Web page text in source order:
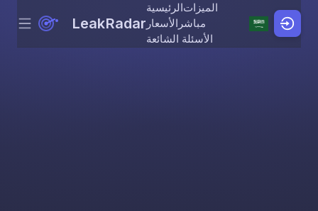
Skip to content
Menu LeakRadar
الرئيسيةالميزات
الأسعار مباشر
الأسئلة الشائعة